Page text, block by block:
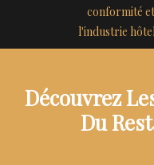
conformité
l'industrie
Découvrez
Du